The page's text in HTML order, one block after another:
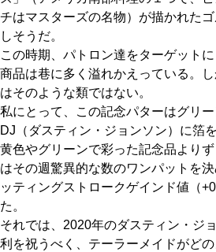
チはマスターズの名物）が描かれた
しそうだ。
この時期、パトロン達をターゲット
商品は巷に多く溢れかえっている。
はそのような類ではない。
私にとって、この記念パターはグリ
DJ（ダスティン・ジョンソン）に箔
黄色やグリーンで彩った記念品よりず
はその週驚異的な数のワンパットを
ッティングストロークゲインド値（
た。
それでは、2020年のダスティン・ジ
利を祝うべく、テーラーメイドがどの
PUTTERS パター
OTHER
Editor’s Picks 編集部のおすすめ
Our Team 私たちのチーム
Our Mission 私たちの使命
ABOUT US MyGolfSpyJapanとは？